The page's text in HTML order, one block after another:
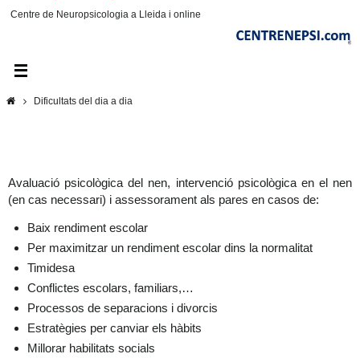
Centre de Neuropsicologia a Lleida i online
HomeDificultats del dia a dia
Avaluació psicològica del nen, intervenció psicològica en el nen
(en cas necessari) i assessorament als pares en casos de:
Baix rendiment escolar
Per maximitzar un rendiment escolar dins la normalitat
Timidesa
Conflictes escolars, familiars,…
Processos de separacions i divorcis
Estratègies per canviar els hàbits
Millorar habilitats socials